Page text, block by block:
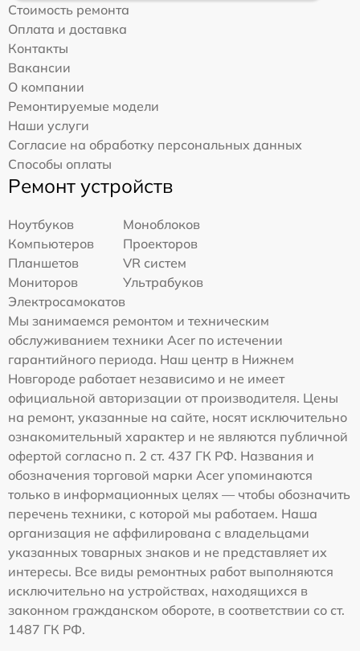
Стоимость ремонта
Оплата и доставка
Контакты
Вакансии
О компании
Ремонтируемые модели
Наши услуги
Согласие на обработку персональных данных
Способы оплаты
Ремонт устройств
Ноутбуков
Моноблоков
Компьютеров
Проекторов
Планшетов
VR систем
Мониторов
Ультрабуков
Электросамокатов
Мы занимаемся ремонтом и техническим
обслуживанием техники Acer по истечении
гарантийного периода. Наш центр в Нижнем
Новгороде работает независимо и не имеет
официальной авторизации от производителя. Цены
на ремонт, указанные на сайте, носят исключительно
ознакомительный характер и не являются публичной
офертой согласно п. 2 ст. 437 ГК РФ. Названия и
обозначения торговой марки Acer упоминаются
только в информационных целях — чтобы обозначить
перечень техники, с которой мы работаем. Наша
организация не аффилирована с владельцами
указанных товарных знаков и не представляет их
интересы. Все виды ремонтных работ выполняются
исключительно на устройствах, находящихся в
законном гражданском обороте, в соответствии со ст.
1487 ГК РФ.